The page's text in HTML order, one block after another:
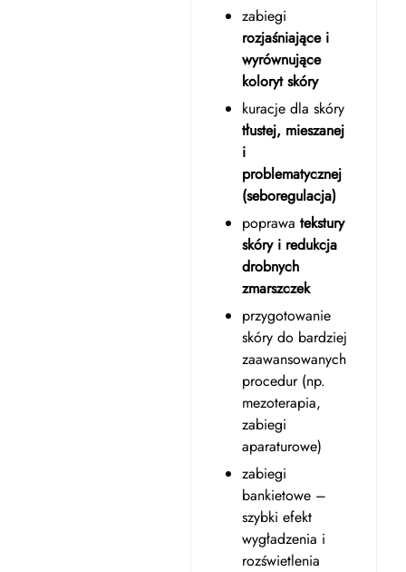
zabiegi
rozjaśniające i
wyrównujące
koloryt skóry
kuracje dla skóry
tłustej, mieszanej
i
problematycznej
(seboregulacja)
poprawa tekstury
skóry i redukcja
drobnych
zmarszczek
przygotowanie
skóry do bardziej
zaawansowanych
procedur (np.
mezoterapia,
zabiegi
aparaturowe)
zabiegi
bankietowe –
szybki efekt
wygładzenia i
rozświetlenia